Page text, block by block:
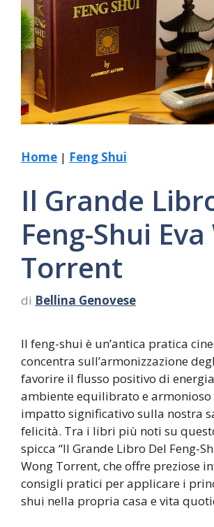
Home | Feng Shui
Il Grande
Feng-Shui
Torrent
di Bellina Genovese
Il feng-shui è un’antica pratica
concentra sull’armonizzazione
favorire il flusso positivo di
ambiente equilibrato e armonioso
impatto significativo sulla nostra
felicità. Tra i libri più noti su
spicca “Il Grande Libro Del Feng-
Wong Torrent, che offre preziose
consigli pratici per applicare i
shui nella propria casa e vita